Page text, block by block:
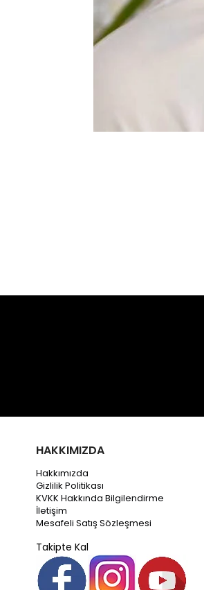
HAKKIMIZDA
Hakkımızda
Gizlilik Politikası
KVKK Hakkında Bilgilendirme
İletişim
Mesafeli Satış Sözleşmesi
Takipte Kal